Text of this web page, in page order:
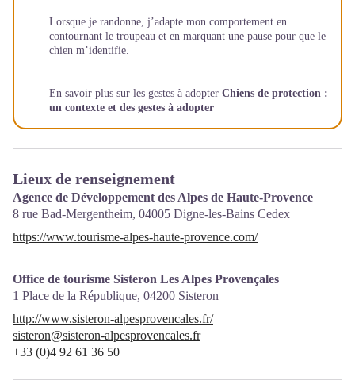
Lorsque je randonne, j’adapte mon comportement en
contournant le troupeau et en marquant une pause pour que le
chien m’identifie.
En savoir plus sur les gestes à adopter Chiens de protection :
un contexte et des gestes à adopter
Lieux de renseignement
Agence de Développement des Alpes de Haute-Provence
8 rue Bad-Mergentheim, 04005 Digne-les-Bains Cedex
https://www.tourisme-alpes-haute-provence.com/
Office de tourisme Sisteron Les Alpes Provençales
1 Place de la République, 04200 Sisteron
http://www.sisteron-alpesprovencales.fr/
sisteron@sisteron-alpesprovencales.fr
+33 (0)4 92 61 36 50